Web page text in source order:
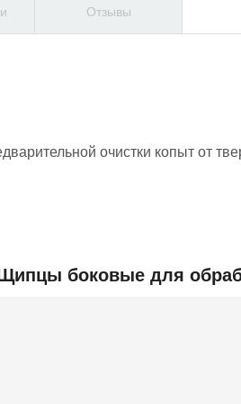
Отзывы
очистки копыт от
боковые для